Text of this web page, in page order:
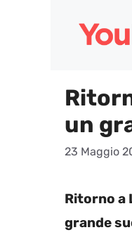
un
23 Maggio
Ritorno a
grande